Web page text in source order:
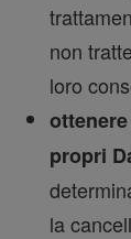
non
loro
propri
la